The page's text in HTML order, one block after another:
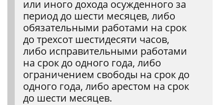
или иного дохода осужденного за
период до шести месяцев, либо
обязательными работами на срок
до трехсот шестидесяти часов,
либо исправительными работами
на срок до одного года, либо
ограничением свободы на срок до
одного года, либо арестом на срок
до шести месяцев.